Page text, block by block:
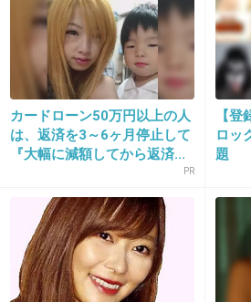
数が2位の渡辺麻友の）倍だ
（由紀）の方がかわいいよ
方がかわいいよ」
タモさんwww
12. 匿名2013/05/28(火) 15:59:08
ほんとに可愛くない顔してる
カードローン50万円以上の人
は、返済を3～6ヶ月停止して
『大幅に減額してから返済...
PR
【
ロッ
題